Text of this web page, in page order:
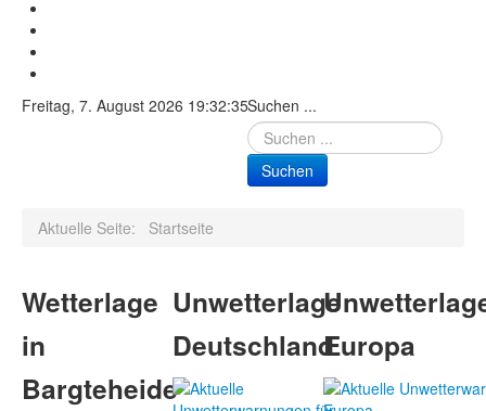
Freitag, 7. August 2026 19:32:35Suchen ...
Suchen
Aktuelle Seite: Startseite
Wetterlage
in
Bargteheide
Unwetterlage
DeutschlandEuropa